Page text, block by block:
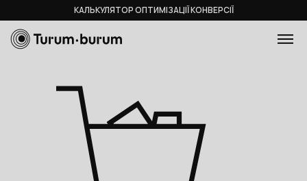
КАЛЬКУЛЯТОР ОПТИМІЗАЦІЇ КОНВЕРСІЇ